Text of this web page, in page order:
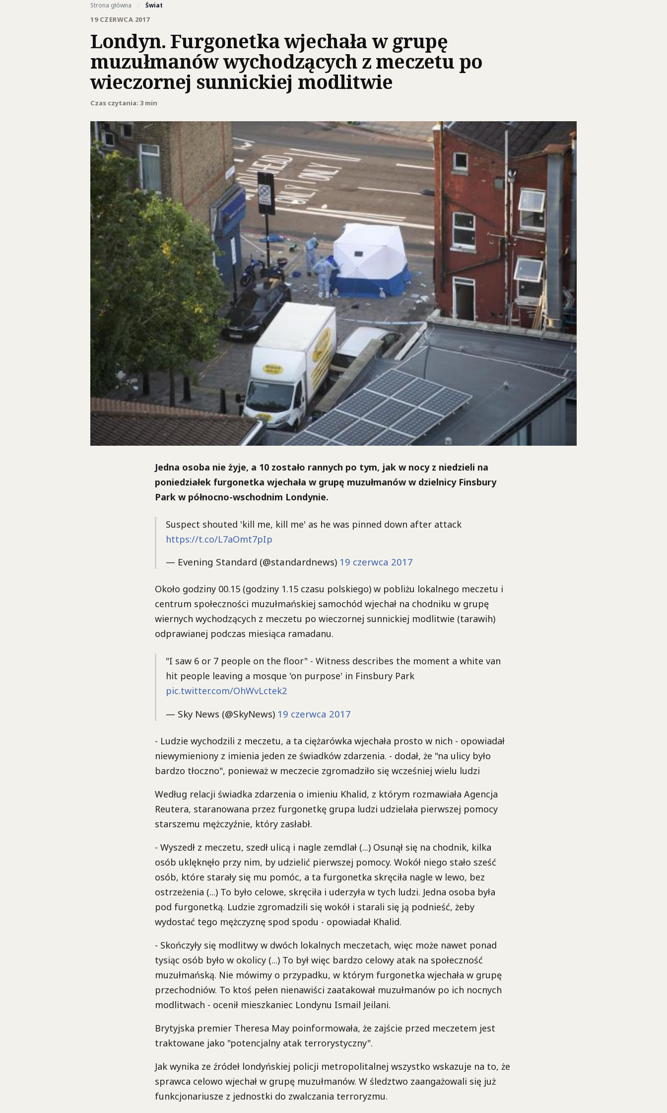
Strona główna / Świat
19 CZERWCA 2017
Londyn. Furgonetka wjechała w grupę
muzułmanów wychodzących z meczetu po
wieczornej sunnickiej modlitwie
Czas czytania: 3 min
Jedna osoba nie żyje, a 10 zostało rannych po tym, jak w nocy z niedzieli na
poniedziałek furgonetka wjechała w grupę muzułmanów w dzielnicy Finsbury
Park w północno-wschodnim Londynie.
Suspect shouted 'kill me, kill me' as he was pinned down after attack
https://t.co/L7aOmt7pIp
— Evening Standard (@standardnews) 19 czerwca 2017
Około godziny 00.15 (godziny 1.15 czasu polskiego) w pobliżu lokalnego meczetu i
centrum społeczności muzułmańskiej samochód wjechał na chodniku w grupę
wiernych wychodzących z meczetu po wieczornej sunnickiej modlitwie (tarawih)
odprawianej podczas miesiąca ramadanu.
"I saw 6 or 7 people on the floor" - Witness describes the moment a white van
hit people leaving a mosque 'on purpose' in Finsbury Park
pic.twitter.com/OhWvLctek2
— Sky News (@SkyNews) 19 czerwca 2017
- Ludzie wychodzili z meczetu, a ta ciężarówka wjechała prosto w nich - opowiadał
niewymieniony z imienia jeden ze świadków zdarzenia. - dodał, że "na ulicy było
bardzo tłoczno", ponieważ w meczecie zgromadziło się wcześniej wielu ludzi
Według relacji świadka zdarzenia o imieniu Khalid, z którym rozmawiała Agencja
Reutera, staranowana przez furgonetkę grupa ludzi udzielała pierwszej pomocy
starszemu mężczyźnie, który zasłabł.
- Wyszedł z meczetu, szedł ulicą i nagle zemdlał (...) Osunął się na chodnik, kilka
osób uklęknęło przy nim, by udzielić pierwszej pomocy. Wokół niego stało sześć
osób, które starały się mu pomóc, a ta furgonetka skręciła nagle w lewo, bez
ostrzeżenia (...) To było celowe, skręciła i uderzyła w tych ludzi. Jedna osoba była
pod furgonetką. Ludzie zgromadzili się wokół i starali się ją podnieść, żeby
wydostać tego mężczyznę spod spodu - opowiadał Khalid.
- Skończyły się modlitwy w dwóch lokalnych meczetach, więc może nawet ponad
tysiąc osób było w okolicy (...) To był więc bardzo celowy atak na społeczność
muzułmańską. Nie mówimy o przypadku, w którym furgonetka wjechała w grupę
przechodniów. To ktoś pełen nienawiści zaatakował muzułmanów po ich nocnych
modlitwach - ocenił mieszkaniec Londynu Ismail Jeilani.
Brytyjska premier Theresa May poinformowała, że zajście przed meczetem jest
traktowane jako "potencjalny atak terrorystyczny".
Jak wynika ze źródeł londyńskiej policji metropolitalnej wszystko wskazuje na to, że
sprawca celowo wjechał w grupę muzułmanów. W śledztwo zaangażowali się już
funkcjonariusze z jednostki do zwalczania terroryzmu.